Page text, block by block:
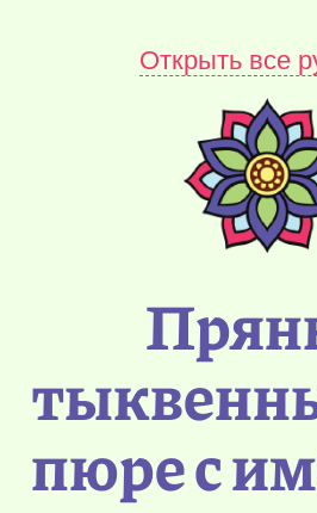
Открыть все
пюре с